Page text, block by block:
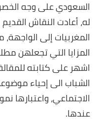
السعودي على وجه
له، أعادت النقاش
المغربيات إلى الواجهة،
المزايا التي تجعلهن
اشهر على كتابته
الشباب الى إحياء
الاجتماعي،
عندها.